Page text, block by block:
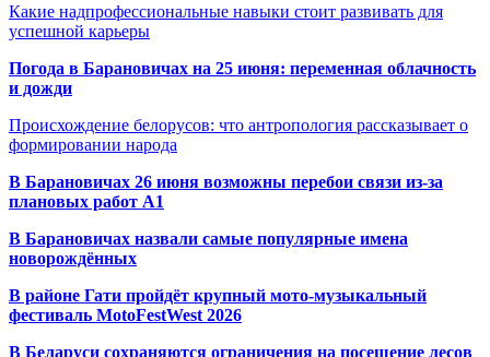
Какие надпрофессиональные навыки стоит развивать для
успешной карьеры
Погода в Барановичах на 25 июня: переменная облачность
и дожди
Происхождение белорусов: что антропология рассказывает о
формировании народа
В Барановичах 26 июня возможны перебои связи из-за
плановых работ A1
В Барановичах назвали самые популярные имена
новорождённых
В районе Гати пройдёт крупный мото-музыкальный
фестиваль MotoFestWest 2026
В Беларуси сохраняются ограничения на посещение лесов